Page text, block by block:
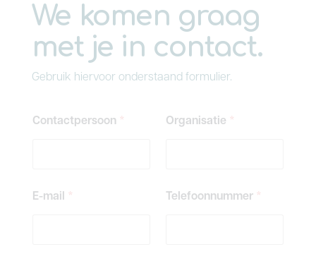
We komen graag
met je in contact.
Gebruik hiervoor onderstaand formulier.
Contactpersoon * Organisatie *
E-mail * Telefoonnummer *